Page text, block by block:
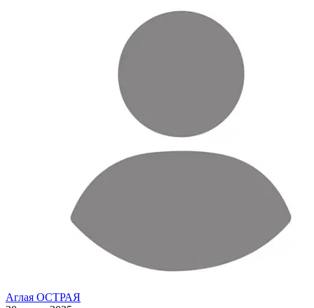
Аглая ОСТРАЯ